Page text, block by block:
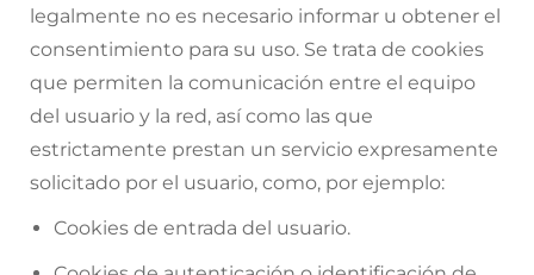
legalmente no es necesario informar u obtener el
consentimiento para su uso. Se trata de cookies
que permiten la comunicación entre el equipo
del usuario y la red, así como las que
estrictamente prestan un servicio expresamente
solicitado por el usuario, como, por ejemplo:
Cookies de entrada del usuario.